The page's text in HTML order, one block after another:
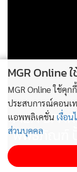
พื้นที่ของสังคม และก
ตลอดชีวิต โดย
ความสร้างสรรค์ แ
เยาวชนได้เรียนรู้อ
การเปิดพื้นที่การเ
ประจำปี 2569 จึงไม่
MEA
พิพิธภัณฑ์ ปั้
การพัฒนา
MGR Online
MGR Online ใช้คุ
ประสบการณ์คอนเ
แอพพลิเคชั่น เงื่อน
ส่วนบุคคล